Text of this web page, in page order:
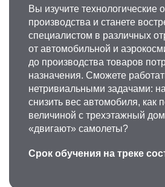
Вы изучите технологические
производства и станете
специалистом в различных
от автомобильной и
до производства товаров
назначения. Сможете
нетривиальными задачами:
снизить вес автомобиля, как
величиной с трехэтажный
«двигают» самолеты?
Срок обучения на треке